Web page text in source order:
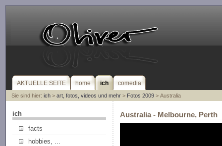
AKTUELLE SEITE home ich comedia
Sie sind hier: ich> art, fotos, videos und mehr> Fotos 2009> Australia
ich
facts
hobbies, ...
Australia - Melbourne, Perth